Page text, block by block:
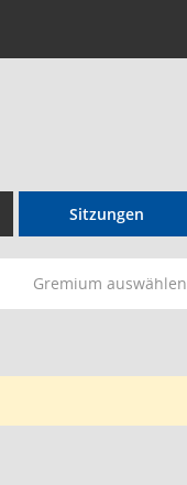
Sitzungen
Gremium auswählen